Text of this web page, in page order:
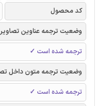
کد محصول
وضعیت ترجمه عناوین
ترجمه شده است ✓
وضعیت ترجمه متون داخل
ترجمه شده است ✓